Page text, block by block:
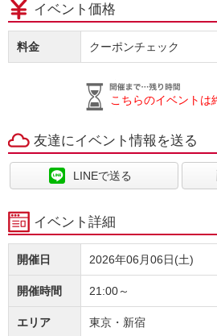
イベント価格
料金 クーポンチェック
こちらのイベントは
友達にイベント情報を送る
LINEで送る
イベント詳細
開催日 2026年06月06日(土)
開催時間 21:00～
エリア 東京・新宿